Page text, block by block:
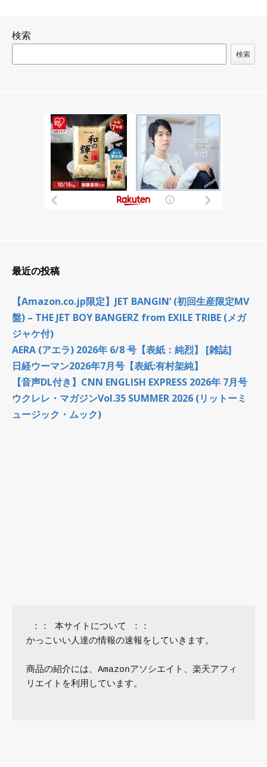
ー
検索
検索
最近の投稿
【Amazon.co.jp限定】JET BANGIN’ (初回生産限定MV
盤) – THE JET BOY BANGERZ from EXILE TRIBE (メガ
ジャケ付)
AERA (アエラ) 2026年 6/8 号【表紙：純烈】 [雑誌]
日経ウーマン2026年7月号【表紙:有村架純】
【音声DL付き】CNN ENGLISH EXPRESS 2026年 7月号
ウクレレ・マガジンVol.35 SUMMER 2026 (リットーミ
ュージック・ムック)
かっこいい人達の情報の速報をしていきます。
商品の紹介には、Amazonアソシエイト、楽天アフィ
リエイトを利用しています。